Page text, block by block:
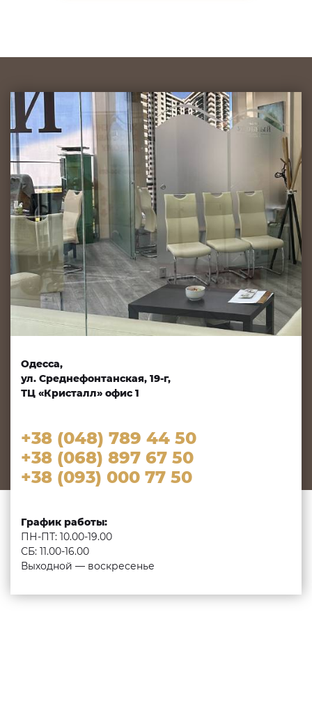
Одесса,
ул. Среднефонтанская, 19-г,
ТЦ «Кристалл» офис 1
+38 (048) 789 44 50
+38 (068) 897 67 50
+38 (093) 000 77 50
График работы:
ПН-ПТ: 10.00-19.00
СБ: 11.00-16.00
Выходной — воскресенье